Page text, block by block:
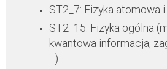
ST2_7: Fizyka atomowa
ST2_15: Fizyka ogólna
kwantowa informacja,
...)